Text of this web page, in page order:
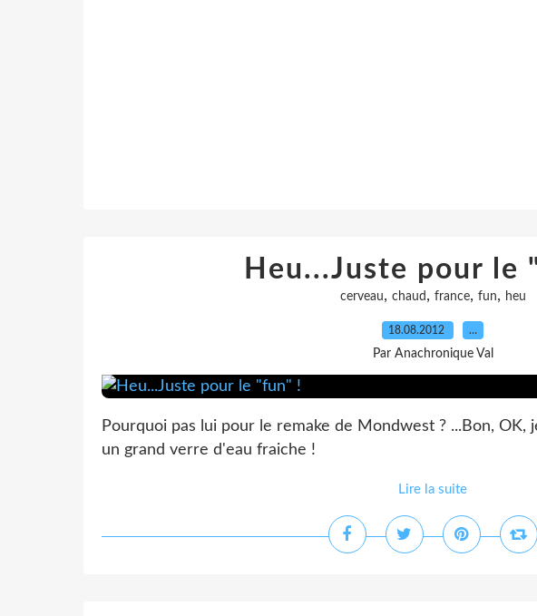
Heu...Juste pour le
cerveau, chaud , france, fun, heu
18.08.2012 …
Par Anachronique Val
Pourquoi pas lui pour le remake de Mondwest ? ...Bon, OK,
un grand verre d'eau fraiche !
Lire la suite